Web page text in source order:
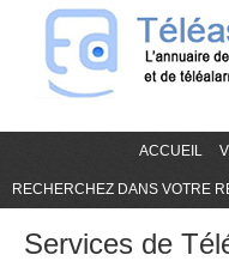
ACCUEIL
RECHERCHEZ DANS VOTRE
Services de